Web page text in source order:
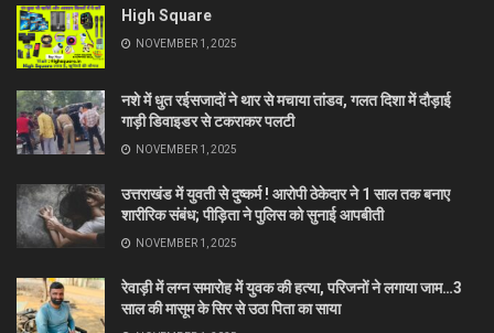
High Square
NOVEMBER 1, 2025
नशे में धुत रईसजादों ने थार से मचाया तांडव, गलत दिशा में दौड़ाई
गाड़ी डिवाइडर से टकराकर पलटी
NOVEMBER 1, 2025
उत्तराखंड में युवती से दुष्कर्म ! आरोपी ठेकेदार ने 1 साल तक बनाए
शारीरिक संबंध; पीड़िता ने पुलिस को सुनाई आपबीती
NOVEMBER 1, 2025
रेवाड़ी में लग्न समारोह में युवक की हत्या, परिजनों ने लगाया जाम…3
साल की मासूम के सिर से उठा पिता का साया